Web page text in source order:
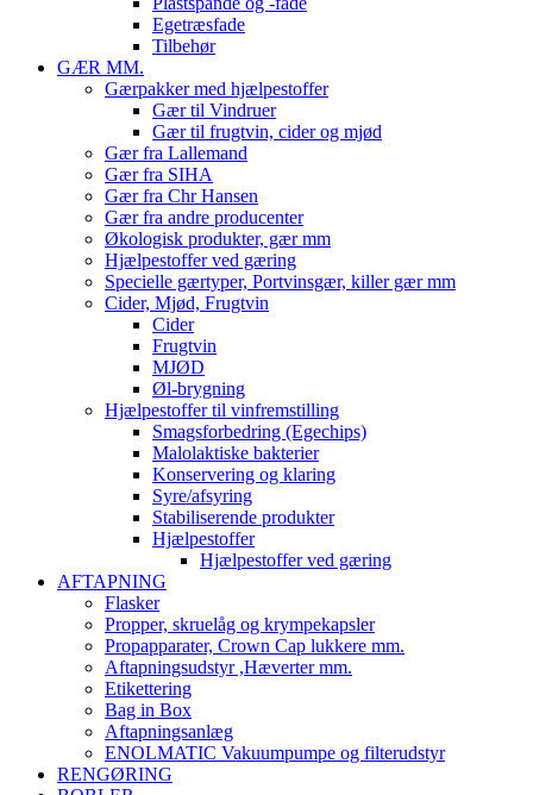
Egetræsfade
Tilbehør
GÆR MM.
Gærpakker med hjælpestoffer
Gær til Vindruer
Gær til frugtvin, cider og mjød
Gær fra Lallemand
Gær fra SIHA
Gær fra Chr Hansen
Gær fra andre producenter
Økologisk produkter, gær mm
Hjælpestoffer ved gæring
Specielle gærtyper, Portvinsgær, killer gær mm
Cider, Mjød, Frugtvin
Cider
Frugtvin
MJØD
Øl-brygning
Hjælpestoffer til vinfremstilling
Smagsforbedring (Egechips)
Malolaktiske bakterier
Konservering og klaring
Syre/afsyring
Stabiliserende produkter
Hjælpestoffer
Hjælpestoffer ved gæring
AFTAPNING
Flasker
Propper, skruelåg og krympekapsler
Propapparater, Crown Cap lukkere mm.
Aftapningsudstyr ,Hæverter mm.
Etikettering
Bag in Box
Aftapningsanlæg
ENOLMATIC Vakuumpumpe og filterudstyr
RENGØRING